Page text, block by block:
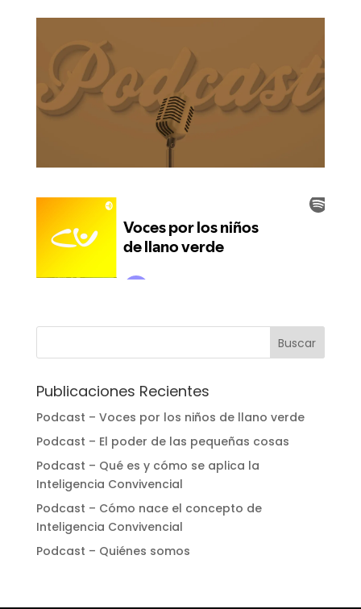
Publicaciones Recientes
Podcast – Voces por los niños de llano verde
Podcast – El poder de las pequeñas cosas
Podcast – Qué es y cómo se aplica la
Inteligencia Convivencial
Podcast – Cómo nace el concepto de
Inteligencia Convivencial
Podcast – Quiénes somos